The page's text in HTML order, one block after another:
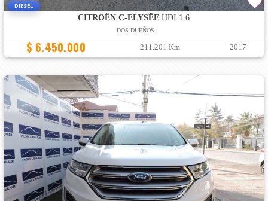
DIESEL
CITROËN C-ELYSËE HDI 1.6
DOS DUEÑOS
$ 6.450.000 211.201 Km 2017